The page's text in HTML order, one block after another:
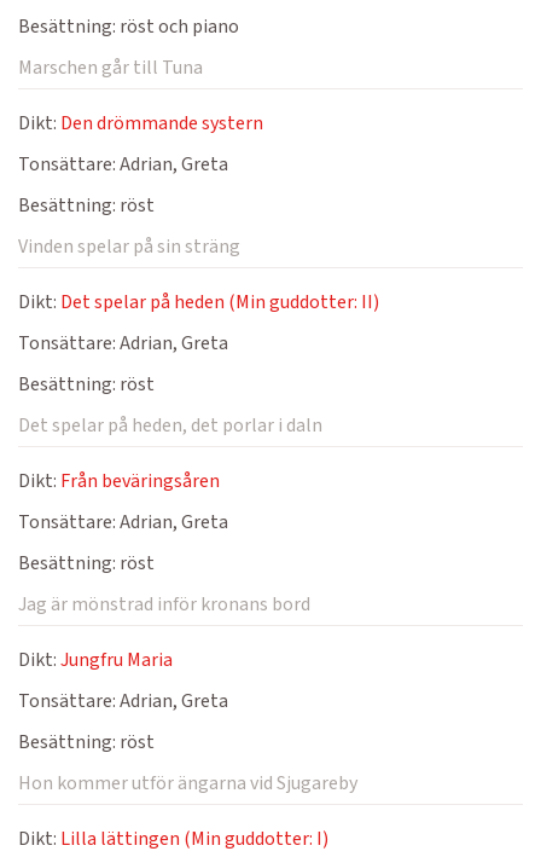
Besättning: röst och piano
Marschen går till Tuna
Dikt: Den drömmande systern
Tonsättare:Adrian, Greta
Besättning: röst
Vinden spelar på sin sträng
Dikt: Det spelar på heden (Min guddotter: II)
Tonsättare:Adrian, Greta
Besättning: röst
Det spelar på heden, det porlar i daln
Dikt: Från beväringsåren
Tonsättare:Adrian, Greta
Besättning: röst
Jag är mönstrad inför kronans bord
Dikt:Jungfru Maria
Tonsättare:Adrian, Greta
Besättning: röst
Hon kommer utför ängarna vid Sjugareby
Dikt: Lilla lättingen (Min guddotter: I)